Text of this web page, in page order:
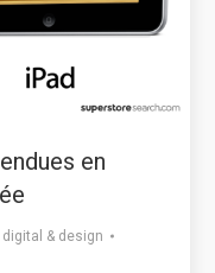
en
digital & design